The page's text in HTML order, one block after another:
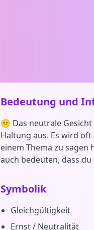
Bedeutung und
😐 Das neutrale
Haltung aus. Es wird
einem Thema zu sagen
auch bedeuten, dass
Symbolik
Gleichgültigkeit
Ernst / Neutralität